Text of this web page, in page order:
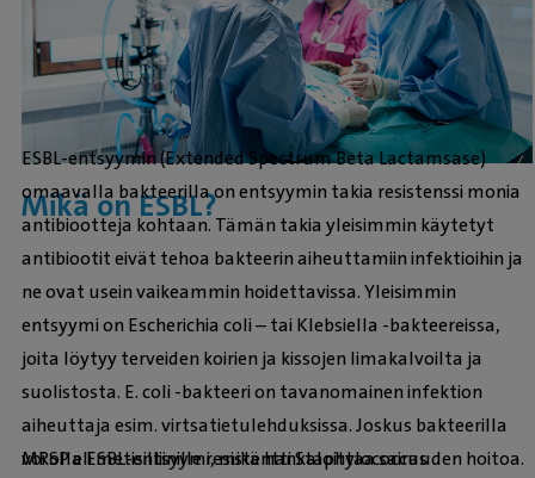
Mikä on ESBL?
ESBL-entsyymin (Extended Spectrum Beta Lactamsase)
omaavalla bakteerilla on entsyymin takia resistenssi monia
antibiootteja kohtaan. Tämän takia yleisimmin käytetyt
antibiootit eivät tehoa bakteerin aiheuttamiin infektioihin ja
ne ovat usein vaikeammin hoidettavissa. Yleisimmin
entsyymi on Escherichia coli – tai Klebsiella -bakteereissa,
joita löytyy terveiden koirien ja kissojen limakalvoilta ja
suolistosta. E. coli -bakteeri on tavanomainen infektion
aiheuttaja esim. virtsatietulehduksissa. Joskus bakteerilla
voi olla ESBL-entsyymi, mikä hankaloittaa sairauden hoitoa.
MRSP eli metisilliinille resistentti Staphylococcus